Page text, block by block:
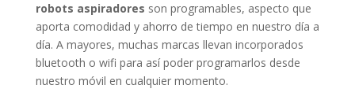
robots aspiradores son programables, aspecto que
aporta comodidad y ahorro de tiempo en nuestro día a
día. A mayores, muchas marcas llevan incorporados
bluetooth o wifi para así poder programarlos desde
nuestro móvil en cualquier momento.